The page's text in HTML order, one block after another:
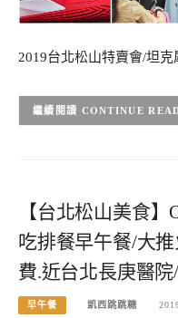
2019台北松山特賣會/坦
CONTINUE
【台北松山美食
吃排餐早午餐/大
費.近台北長庚醫
早午餐 凱西跳跳糖